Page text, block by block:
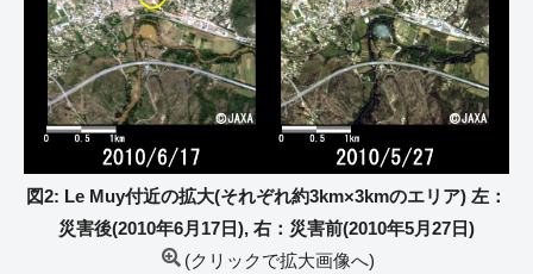
図2: Le Muy付近の拡大(それぞれ約3km×3kmのエリア) 左：
災害後(2010年6月17日), 右：災害前(2010年5月27日)
(クリックで拡大画像へ)